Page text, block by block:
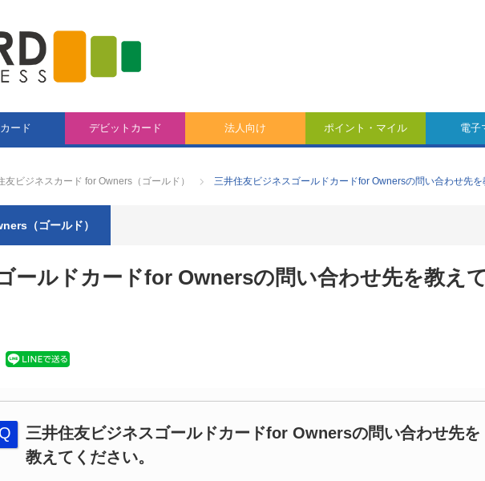
ード デビットカード 法人向け ポイント・マイル 電子
友ビジネスカード for Owners（ゴールド） 三井住友ビジネスゴールドカードfor Ownersの問い合わせ先を
（ゴールド）
ールドカードfor Ownersの問い合わせ先を教え
三井住友ビジネスゴールドカードfor Ownersの問い合わせ先を
教えてください。